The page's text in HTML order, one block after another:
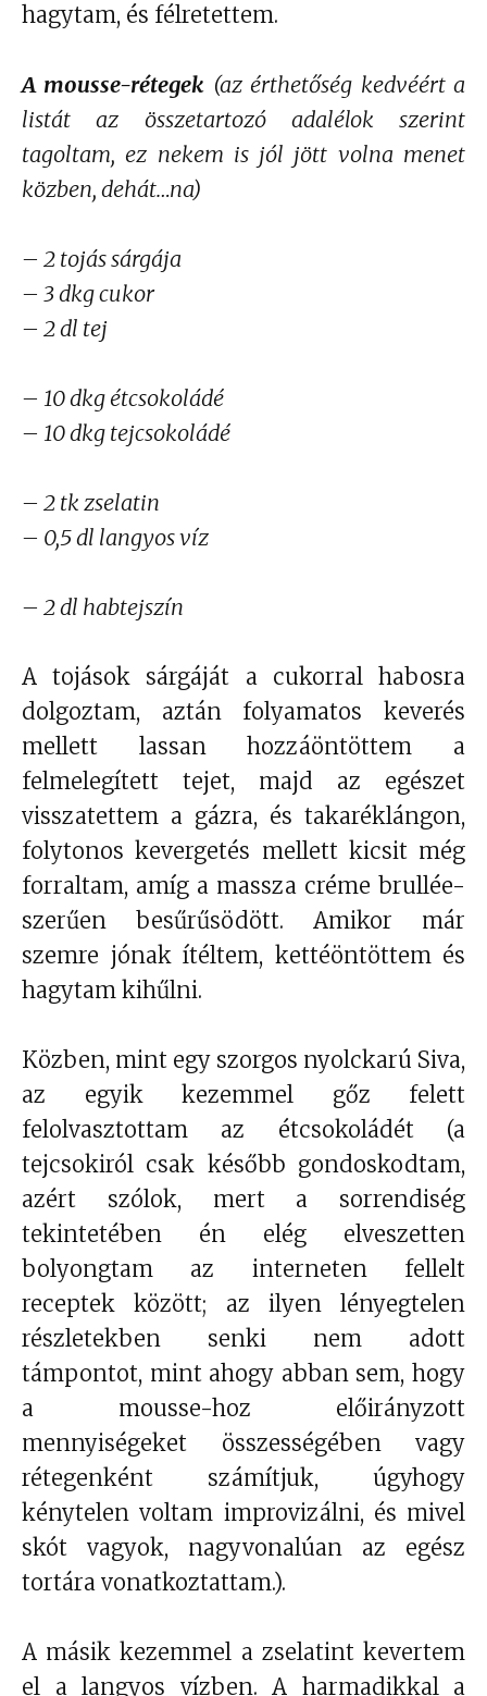
hagytam, és félretettem.
A mousse-rétegek (az érthetőség kedvéért a
listát az összetartozó adalélok szerint
tagoltam, ez nekem is jól jött volna menet
közben, dehát…na)
– 2 tojás sárgája
– 3 dkg cukor
– 2 dl tej
– 10 dkg étcsokoládé
– 10 dkg tejcsokoládé
– 2 tk zselatin
– 0,5 dl langyos víz
– 2 dl habtejszín
A tojások sárgáját a cukorral habosra
dolgoztam, aztán folyamatos keverés
mellett lassan hozzáöntöttem a
felmelegített tejet, majd az egészet
visszatettem a gázra, és takaréklángon,
folytonos kevergetés mellett kicsit még
forraltam, amíg a massza créme brullée-
szerűen besűrűsödött. Amikor már
szemre jónak ítéltem, kettéöntöttem és
hagytam kihűlni.
Közben, mint egy szorgos nyolckarú Siva,
az egyik kezemmel gőz felett
felolvasztottam az étcsokoládét (a
tejcsokiról csak később gondoskodtam,
azért szólok, mert a sorrendiség
tekintetében én elég elveszetten
bolyongtam az interneten fellelt
receptek között; az ilyen lényegtelen
részletekben senki nem adott
támpontot, mint ahogy abban sem, hogy
a mousse-hoz előirányzott
mennyiségeket összességében vagy
rétegenként számítjuk, úgyhogy
kénytelen voltam improvizálni, és mivel
skót vagyok, nagyvonalúan az egész
tortára vonatkoztattam.).
A másik kezemmel a zselatint kevertem
el a langyos vízben. A harmadikkal a